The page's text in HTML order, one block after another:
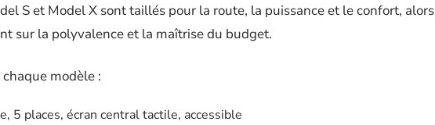
S et Model X sont taillés pour la route, la puissance et le confort, alors
sur la polyvalence et la maîtrise du budget.
modèle :
5 places, écran central tactile, accessible